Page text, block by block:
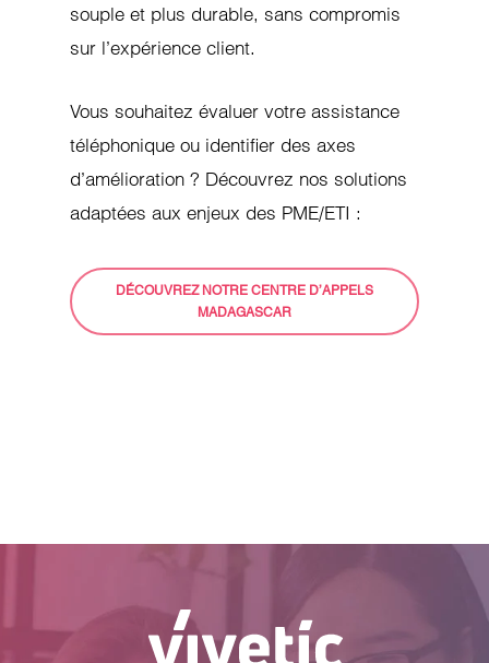
souple et plus durable, sans compromis
sur l’expérience client.
Vous souhaitez évaluer votre assistance
téléphonique ou identifier des axes
d’amélioration ? Découvrez nos solutions
adaptées aux enjeux des PME/ETI :
DÉCOUVREZ NOTRE CENTRE D’APPELS
MADAGASCAR